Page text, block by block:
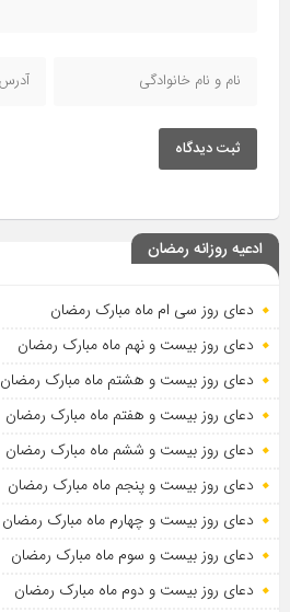
ثبت دیدگاه
ادعیه روزانه رمضان
دعای روز سی ام ماه مبارک رمضان
دعای روز بیست و نهم ماه مبارک رمضان
دعای روز بیست و هشتم ماه مبارک رمضان
دعای روز بیست و هفتم ماه مبارک رمضان
دعای روز بیست و ششم ماه مبارک رمضان
دعای روز بیست و پنجم ماه مبارک رمضان
دعای روز بیست و چهارم ماه مبارک رمضان
دعای روز بیست و سوم ماه مبارک رمضان
دعای روز بیست و دوم ماه مبارک رمضان